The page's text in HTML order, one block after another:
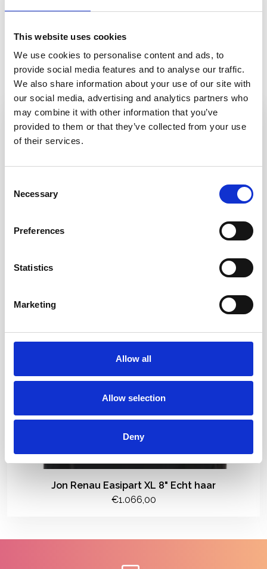
This website uses cookies
We use cookies to personalise content and ads, to
provide social media features and to analyse our traffic.
We also share information about your use of our site with
our social media, advertising and analytics partners who
may combine it with other information that you’ve
provided to them or that they’ve collected from your use
of their services.
Selection
Necessary
Preferences
Statistics
Marketing
Allow all
Allow selection
Deny
Gerelateerde producten
Jon Renau Easipart XL 8" Echt haar
€1.066,00